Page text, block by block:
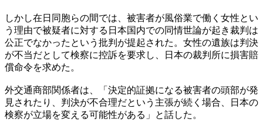
しかし在日同胞らの間では、被害者が風俗業で働く女性とい
う理由で被疑者に対する日本国内での同情世論が起き裁判は
公正でなかったという批判が提起された。女性の遺族は判決
が不当だとして検察に控訴を要求し、日本の裁判所に損害賠
償命令を求めた。
外交通商部関係者は、「決定的証拠になる被害者の頭部が発
見されたり、判決が不合理だという主張が続く場合、日本の
検察が立場を変える可能性がある」と話した。